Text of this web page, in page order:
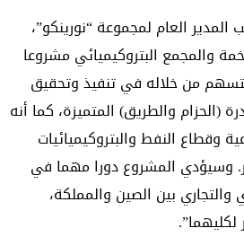
المدير العام لمجموعة “نورينكو”،
والمجمع البتروكيميائي مشروعا
من خلاله في تنفيذ وتحقيق
(الحزام والطريق) المتميزة، كما أنه
وقطاع النفط والبتروكيميائيات
وسيؤدي المشروع دورا مهما في
بين الصين والمملكة،
لكليهما”.